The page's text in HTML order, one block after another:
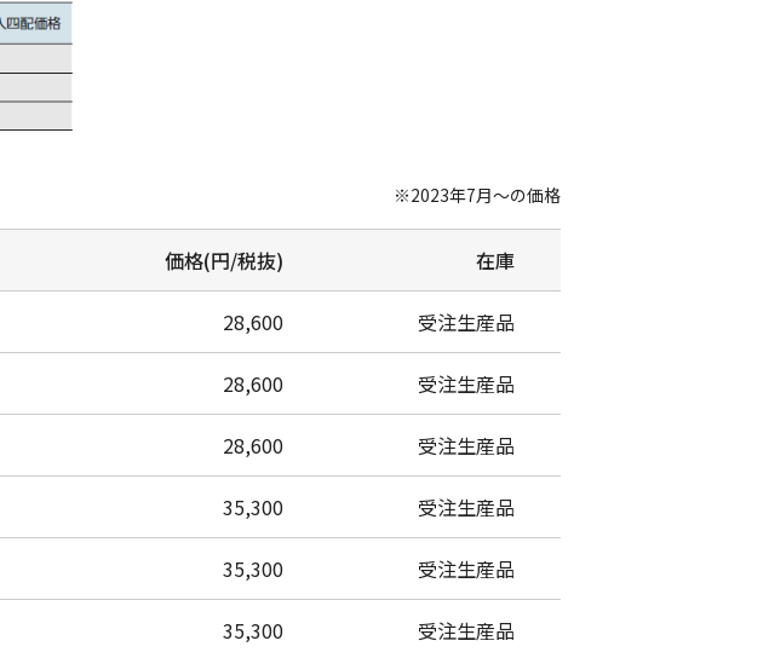
※2023年7月～の価格
価格(円/税抜) 在庫
28,600 受注生産品
28,600 受注生産品
28,600 受注生産品
35,300 受注生産品
35,300 受注生産品
35,300 受注生産品